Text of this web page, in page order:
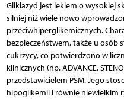
Gliklazyd jest lekiem o wysokiej
silniej niż wiele nowo
przeciwhiperglikemicznych.
bezpieczeństwem, także u osób
cukrzycy, co potwierdzono w
klinicznych (np. ADVANCE,
przedstawicielem PSM. Jego
hipoglikemii i równie niewielkim